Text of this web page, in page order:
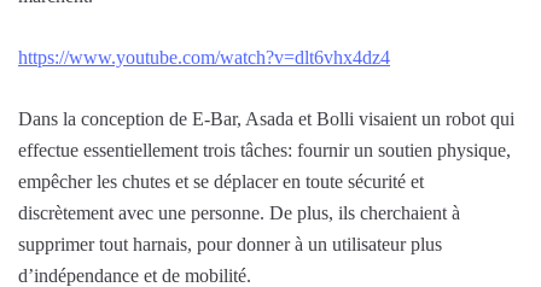
https://www.youtube.com/watch?v=dlt6vhx4dz4
Dans la conception de E-Bar, Asada et Bolli visaient un robot qui
effectue essentiellement trois tâches: fournir un soutien physique,
empêcher les chutes et se déplacer en toute sécurité et
discrètement avec une personne. De plus, ils cherchaient à
supprimer tout harnais, pour donner à un utilisateur plus
d’indépendance et de mobilité.